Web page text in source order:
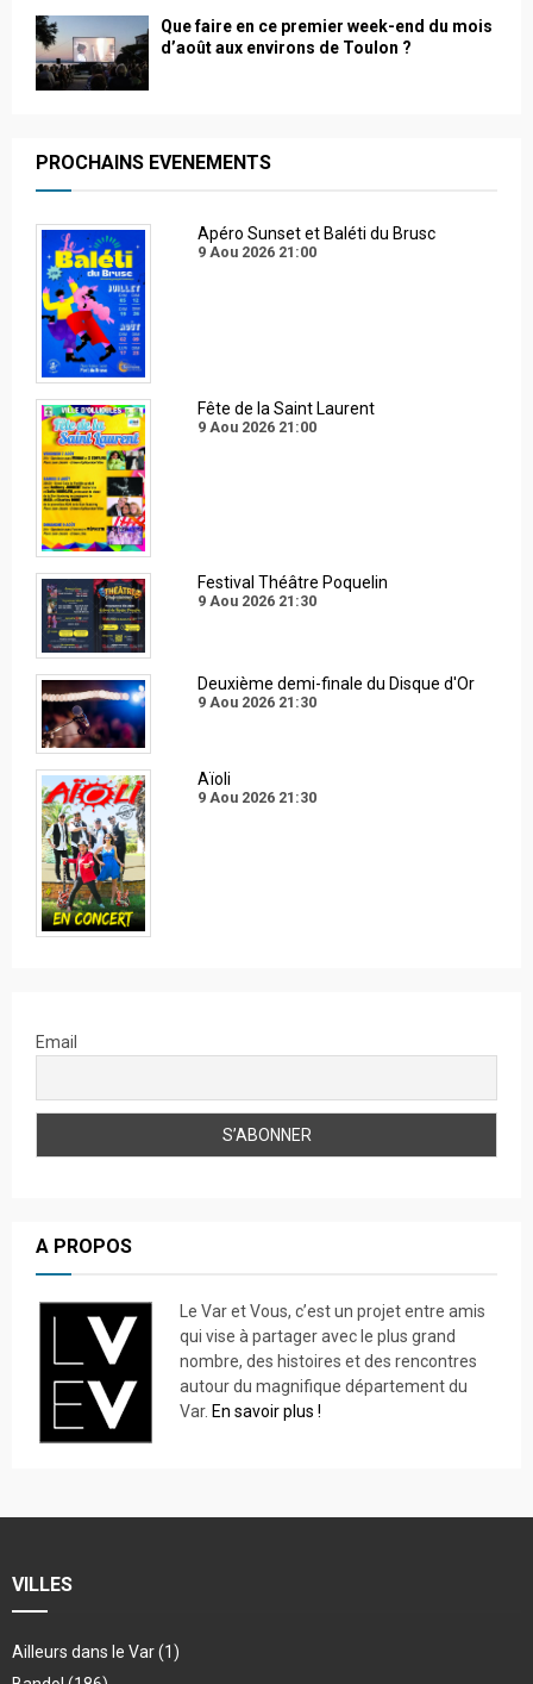
Que faire en ce premier week-end du mois
d’août aux environs de Toulon ?
PROCHAINS EVENEMENTS
Apéro Sunset et Baléti du Brusc
9 Aou 2026 21:00
Fête de la Saint Laurent
9 Aou 2026 21:00
Festival Théâtre Poquelin
9 Aou 2026 21:30
Deuxième demi-finale du Disque d'Or
9 Aou 2026 21:30
Aïoli
9 Aou 2026 21:30
Email
A PROPOS
Le Var et Vous, c’est un projet entre amis
qui vise à partager avec le plus grand
nombre, des histoires et des rencontres
autour du magnifique département du
Var. En savoir plus !
VILLES
Ailleurs dans le Var(1)